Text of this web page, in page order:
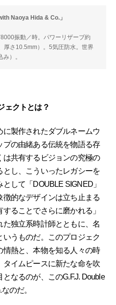
Naoya Hida & Co.」
振動／時。パワーリザーブ約
厚さ10.5mm）。5気圧防水。世界
）。
ェクトとは？
製作されたダブルネームウ
プの由緒ある伝統を物語る存
共有するビジョンの究極の
とし、こういったレガシーを
して「DOUBLE SIGNED」
的なデザインは立ち止まる
ることでさらに磨かれる」
独立系時計師とともに、名
うものだ。このプロジェク
情熱と、本物を知る人々の時
イムピースに新たな命を吹
なるのが、このG.F.J. Double
のだ。